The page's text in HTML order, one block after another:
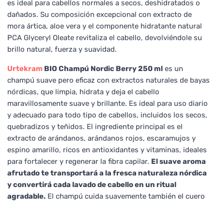
es ideal para cabellos normales a secos, deshidratados o
dañados. Su composición excepcional con extracto de
mora ártica, aloe vera y el componente hidratante natural
PCA Glyceryl Oleate revitaliza el cabello, devolviéndole su
brillo natural, fuerza y suavidad.
Urtekram BIO Champú Nordic Berry 250 ml es un
champú suave pero eficaz con extractos naturales de bayas
nórdicas, que limpia, hidrata y deja el cabello
maravillosamente suave y brillante. Es ideal para uso diario
y adecuado para todo tipo de cabellos, incluidos los secos,
quebradizos y teñidos. El ingrediente principal es el
extracto de arándanos, arándanos rojos, escaramujos y
espino amarillo, ricos en antioxidantes y vitaminas, ideales
para fortalecer y regenerar la fibra capilar. El suave aroma
afrutado te transportará a la fresca naturaleza nórdica
y convertirá cada lavado de cabello en un ritual
agradable. El champú cuida suavemente también el cuero